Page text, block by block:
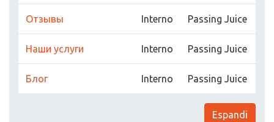
Отзывы Interno Passing Juice
Наши услуги Interno Passing Juice
Блог Interno Passing Juice
Espandi